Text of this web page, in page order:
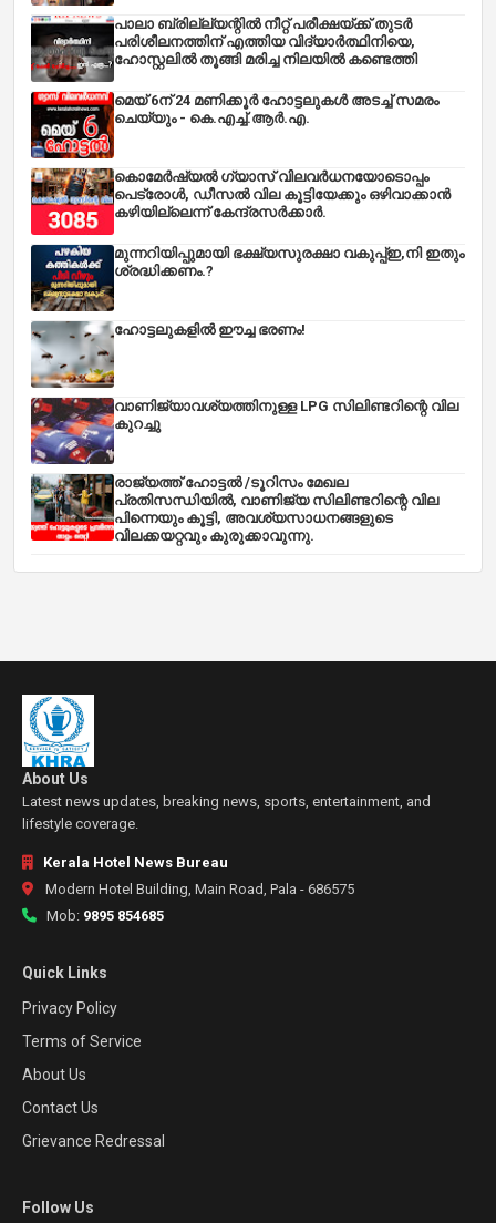
പാലാ ബ്രില്ല്യന്റിൽ നീറ്റ് പരീക്ഷയ്ക്ക് തുടർ
പരിശീലനത്തിന് എത്തിയ വിദ്യാർത്ഥിനിയെ,
ഹോസ്റ്റലിൽ തൂങ്ങി മരിച്ച നിലയിൽ കണ്ടെത്തി
മെയ് 6ന് 24 മണിക്കൂർ ഹോട്ടലുകൾ അടച്ച് സമരം
ചെയ്യും - കെ.എച്ച്.ആർ.എ.
കൊമേർഷ്യൽ ഗ്യാസ് വിലവർധനയോടൊപ്പം
പെട്രോൾ, ഡീസല്‍ വില കൂട്ടിയേക്കും ഒഴിവാക്കാന്‍
കഴിയില്ലെന്ന് കേന്ദ്രസര്‍ക്കാര്‍.
മുന്നറിയിപ്പുമായി ഭക്ഷ്യസുരക്ഷാ വകുപ്പ്ഇ,നി ഇതും
ശ്രദ്ധിക്കണം.?
ഹോട്ടലുകളിൽ ഈച്ച ഭരണം!
വാണിജ്യാവശ്യത്തിനുള്ള LPG സിലിണ്ടറിന്റെ വില
കുറച്ചു
രാജ്യത്ത് ഹോട്ടൽ /ടൂറിസം മേഖല
പ്രതിസന്ധിയിൽ, വാണിജ്യ സിലിണ്ടറിന്റെ വില
പിന്നെയും കൂട്ടി, അവശ്യസാധനങ്ങളുടെ
വിലക്കയറ്റവും കുരുക്കാവുന്നു.
About Us
Latest news updates, breaking news, sports, entertainment, and
lifestyle coverage.
Kerala Hotel News Bureau
Modern Hotel Building, Main Road, Pala - 686575
Mob: 9895 854685
Quick Links
Privacy Policy
Terms of Service
About Us
Contact Us
Grievance Redressal
Follow Us